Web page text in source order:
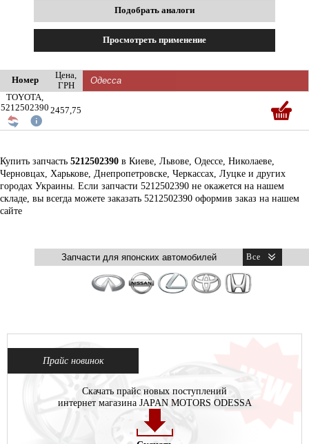
Подобрать аналоги
Просмотреть применение
Номер
Цена,
ГРН
TOYOTA,
5212502390 2457,75
Купить запчасть 5212502390 в Киеве, Львове, Одессе, Николаеве,
Черновцах, Харькове, Днепропетровске, Черкассах, Луцке и других
городах Украины. Если запчасти 5212502390 не окажется на нашем
складе, вы всегда можете заказать 5212502390 оформив заказ на нашем
сайте
Прайс новинок
Скачать прайс новых поступлений
интернет магазина JAPAN MOTORS ODESSA